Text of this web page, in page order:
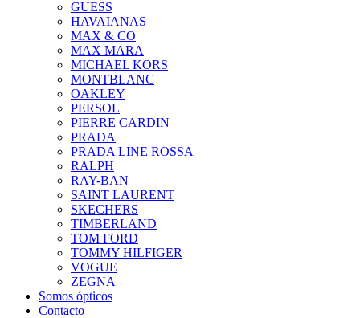
GUESS
HAVAIANAS
MAX & CO
MAX MARA
MICHAEL KORS
MONTBLANC
OAKLEY
PERSOL
PIERRE CARDIN
PRADA
PRADA LINE ROSSA
RALPH
RAY-BAN
SAINT LAURENT
SKECHERS
TIMBERLAND
TOM FORD
TOMMY HILFIGER
VOGUE
ZEGNA
Somos ópticos
Contacto